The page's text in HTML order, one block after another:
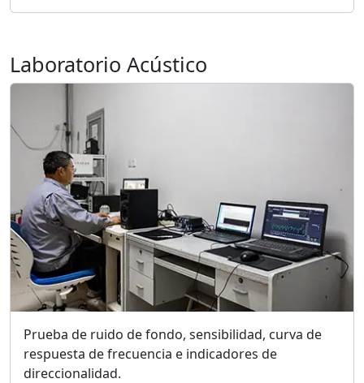
Laboratorio Acústico
Prueba de ruido de fondo, sensibilidad, curva de
respuesta de frecuencia e indicadores de
direccionalidad.